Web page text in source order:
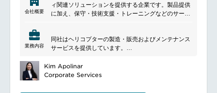
会社概要
ィ関連ソリューションを提供する企業です。製品提供
に加え、保守・技術支援・トレーニングなどのサービ
公共サービスの発展にも貢献しています。
業務内容
同社はヘリコプターの製造・販売およびメンテナンス
サービスを提供しています。
■ポジションについて
チームメンバーと強固に協同しながら、人事体制の強
being（ウェルビーイング）の向上を推進し、組織と
Kim Apolinar
Corporate Services